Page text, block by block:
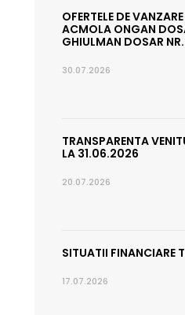
OFERTELE DE
ACMOLA ONGAN
GHIULMAN DOSAR
30.07.2026
TRANSPARENTA
LA 31.06.2026
20.07.2026
SITUATII FINANCIARE
17.07.2026